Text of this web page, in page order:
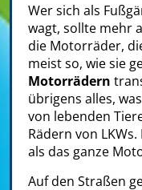
Wer sich als
wagt, sollte mehr
die Motorräder,
meist so, wie sie
Motorrädern
übrigens alles,
von lebenden
Rädern von
als das ganze
Auf den Straßen